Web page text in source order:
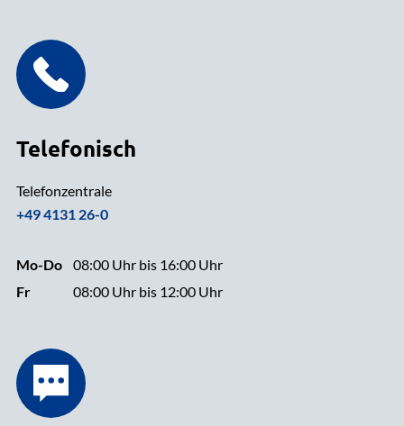
Telefonisch
Telefonzentrale
+49 4131 26-0
Mo-Do
Fr
08:00 Uhr bis 16:00 Uhr
08:00 Uhr bis 12:00 Uhr